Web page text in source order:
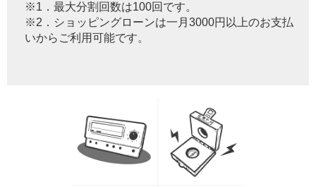
※1．最大分割回数は100回です。
※2．ショッピングローンは一月3000円以上のお支払
いからご利用可能です。